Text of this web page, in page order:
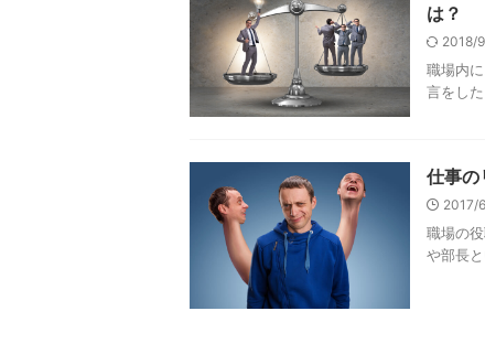
は？
2018/
職場内
言をし
仕事の
2017/
職場の
や部長